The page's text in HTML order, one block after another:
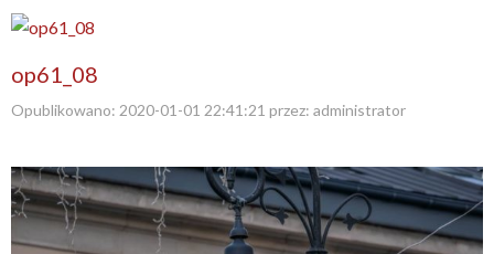
op61_08
Opublikowano: 2020-01-01 22:41:21 przez: administrator